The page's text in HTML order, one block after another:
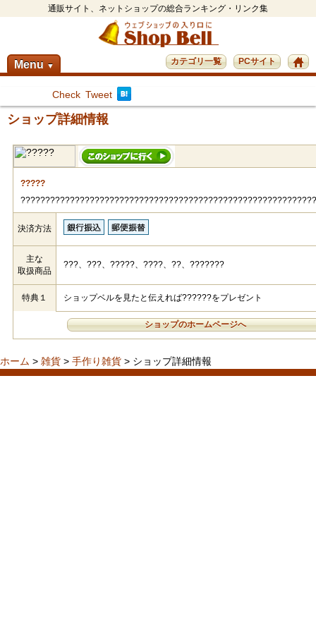
通販サイト、ネットショップの総合ランキング・リンク集
Menu ▼ PCサイト
カテゴリ一覧
Check Tweet
ショップ詳細情報
?????
決済方法
主な
取扱商品
???、???、?????、????、??、???????
特典１ ショップベルを見たと伝えれば??????をプレゼント
ショップのホームページへ
ホーム > 雑貨 > 手作り雑貨 > ショップ詳細情報